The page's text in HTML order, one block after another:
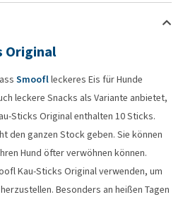
Original
Smooflleckeres Eis für Hunde
leckere Snacks als Variante anbietet,
Sticks Original enthalten 10 Sticks.
den ganzen Stock geben. Sie können
Hund öfter verwöhnen können.
Kau-Sticks Original verwenden, um
Besonders an heißen Tagen